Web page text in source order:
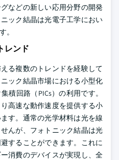
などの新しい応用分野の開発
ック結晶は光電子工学におい
。
レンド
る複数のトレンドを経験して
ック結晶市場における小型化
積回路（PICs）の利用です。
高速な動作速度を提供する小
す。通常の光学材料は光を線
んが、フォトニック結晶は光
することができます。これに
消費のデバイスが実現し、全